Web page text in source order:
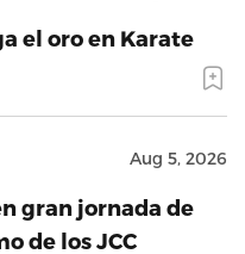
el oro en Karate
Aug 5, 2026
gran jornada de
de los JCC